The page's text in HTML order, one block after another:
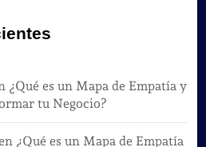
¿Qué es un Mapa de Empatía y
tu Negocio?
¿Qué es un Mapa de Empatía